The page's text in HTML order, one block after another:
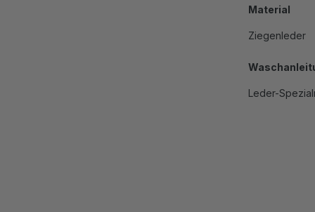
Material
Ziegenleder
Leder-